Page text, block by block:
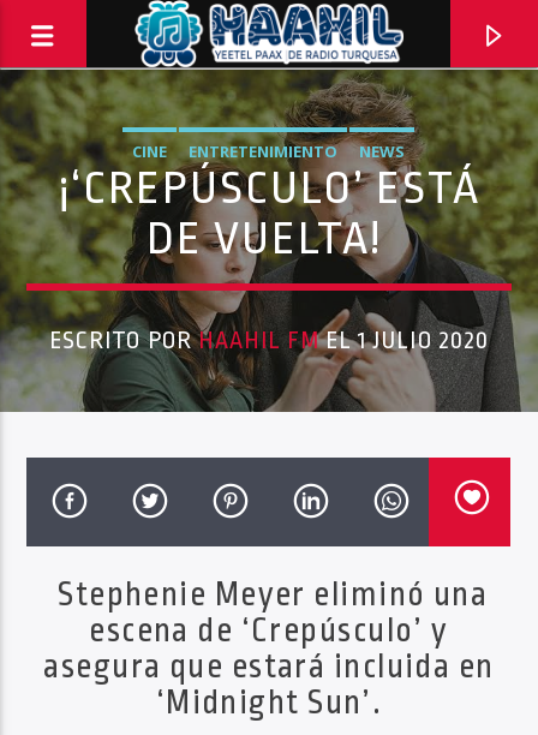
CINE ENTRETENIMIENTO NEWS
¡‘CREPÚSCULO’ ESTÁ
DE VUELTA!
ESCRITO PORHAAHIL FMEL 1 JULIO 2020
Stephenie Meyer eliminó una
escena de ‘Crepúsculo’ y
asegura que estará incluida en
‘Midnight Sun’.